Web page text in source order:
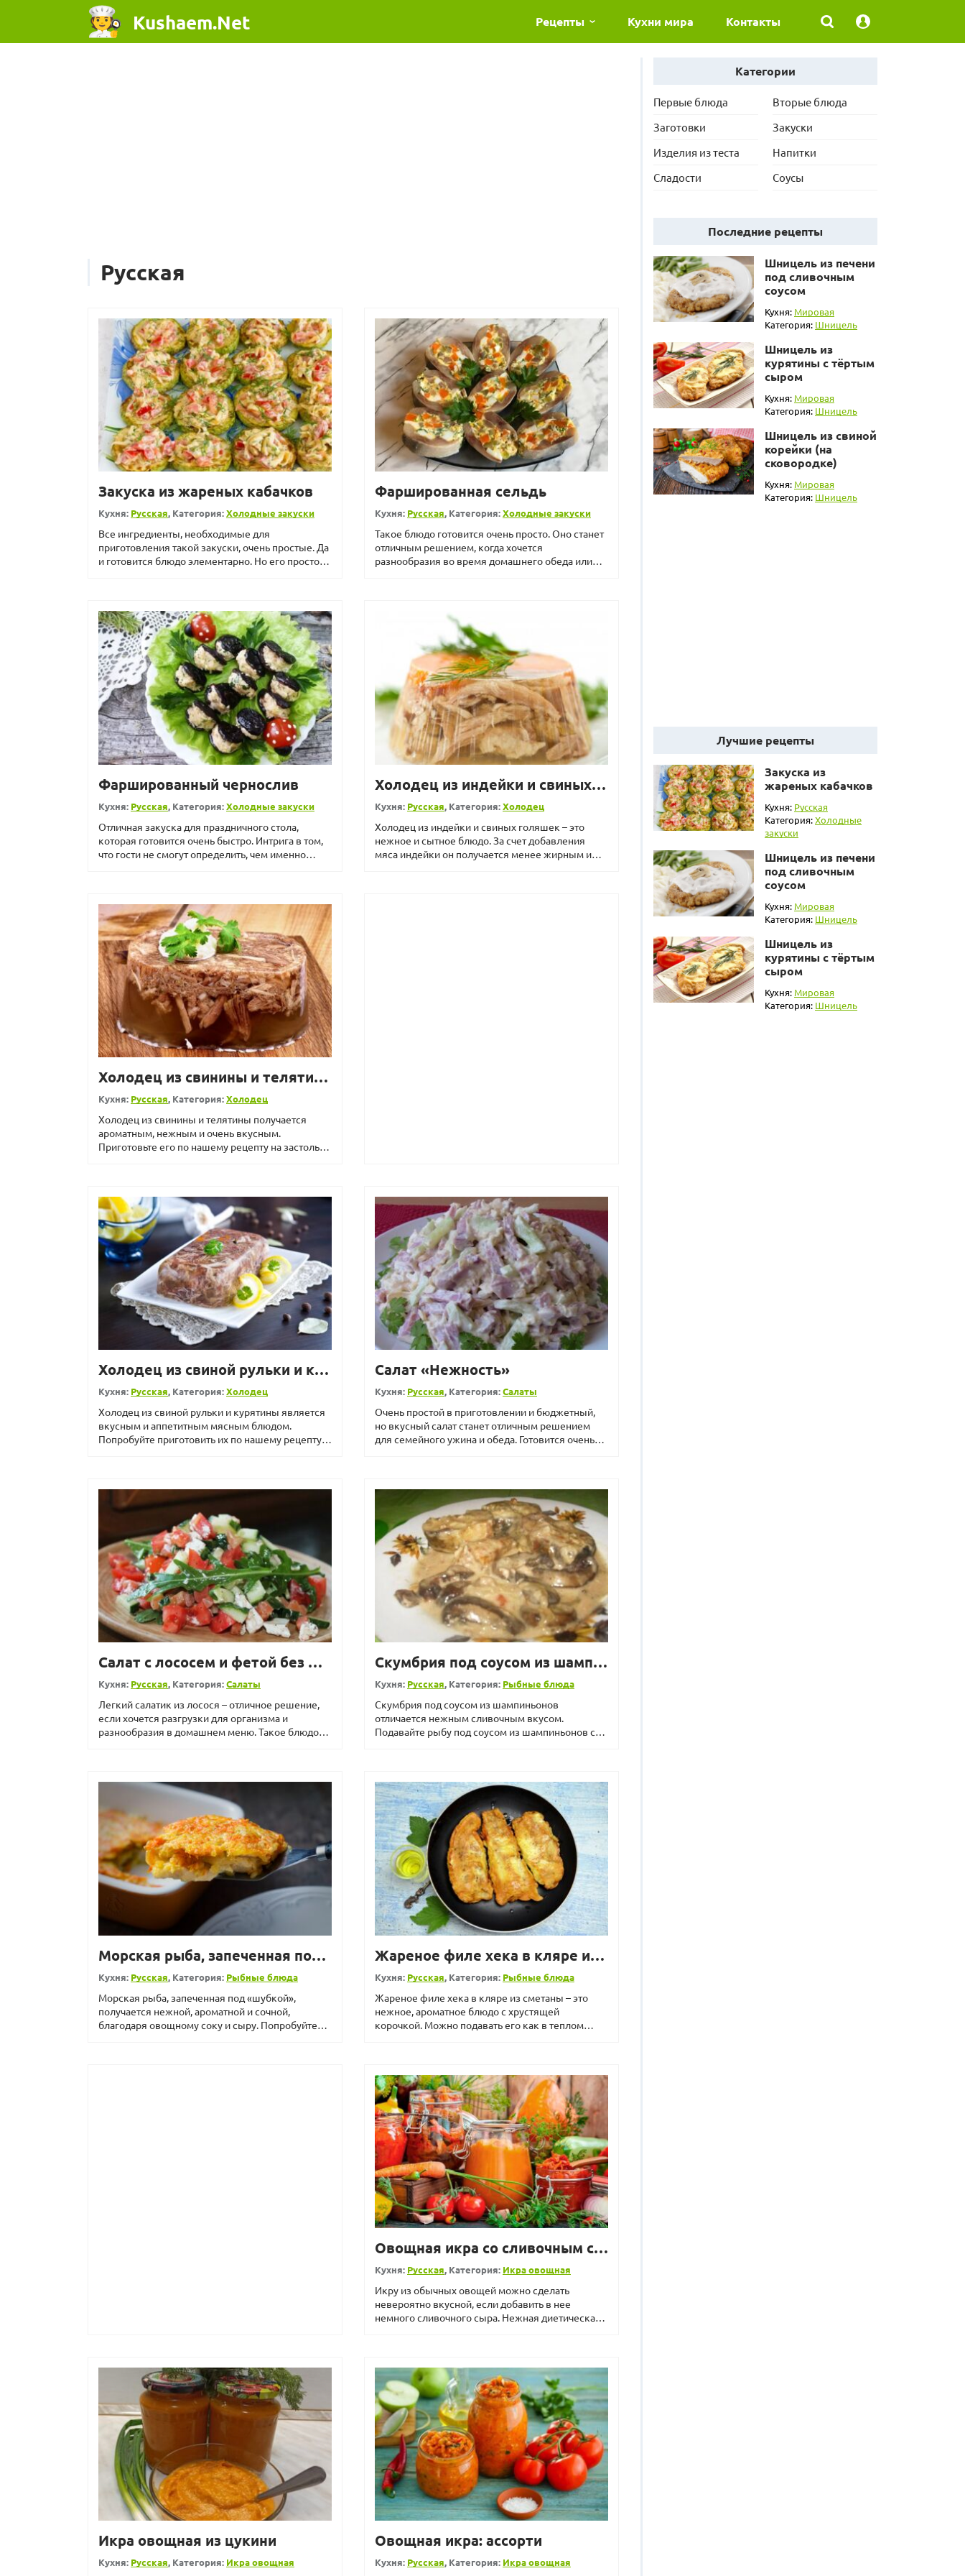
Kushaem.Net Рецепты Кухни мира Контакты
Русская
Закуска из жареных кабачков
Кухня: Русская, Категория:Холодные закуски
Все ингредиенты, необходимые для
приготовления такой закуски, очень простые. Да
и готовится блюдо элементарно. Но его простота
Фаршированная сельдь
Кухня: Русская, Категория:Холодные закуски
Такое блюдо готовится очень просто. Оно станет
отличным решением, когда хочется
разнообразия во время домашнего обеда или
Фаршированный чернослив
Кухня: Русская, Категория:Холодные закуски
Отличная закуска для праздничного стола,
которая готовится очень быстро. Интрига в том,
что гости не смогут определить, чем именно
Холодец из индейки и свиных голяшек
Кухня: Русская, Категория:Холодец
Холодец из индейки и свиных голяшек – это
нежное и сытное блюдо. За счет добавления
мяса индейки он получается менее жирным и
Холодец из свинины и телятины
Кухня: Русская, Категория:Холодец
Холодец из свинины и телятины получается
ароматным, нежным и очень вкусным.
Приготовьте его по нашему рецепту на застолье,
Холодец из свиной рульки и курятины
Кухня: Русская, Категория:Холодец
Холодец из свиной рульки и курятины является
вкусным и аппетитным мясным блюдом.
Попробуйте приготовить их по нашему рецепту!
Салат «Нежность»
Кухня: Русская, Категория:Салаты
Очень простой в приготовлении и бюджетный,
но вкусный салат станет отличным решением
для семейного ужина и обеда. Готовится очень
Салат с лососем и фетой без майонеза
Кухня: Русская, Категория:Салаты
Легкий салатик из лосося – отличное решение,
если хочется разгрузки для организма и
разнообразия в домашнем меню. Такое блюдо
Скумбрия под соусом из шампиньонов
Кухня: Русская, Категория: Рыбные блюда
Скумбрия под соусом из шампиньонов
отличается нежным сливочным вкусом.
Подавайте рыбу под соусом из шампиньонов с
Морская рыба, запеченная под «шубкой»
Кухня: Русская, Категория: Рыбные блюда
Морская рыба, запеченная под «шубкой»,
получается нежной, ароматной и сочной,
благодаря овощному соку и сыру. Попробуйте
Жареное филе хека в кляре из сметаны
Кухня: Русская, Категория: Рыбные блюда
Жареное филе хека в кляре из сметаны – это
нежное, ароматное блюдо с хрустящей
корочкой. Можно подавать его как в теплом
Овощная икра со сливочным сыром
Кухня: Русская, Категория: Икра овощная
Икру из обычных овощей можно сделать
невероятно вкусной, если добавить в нее
немного сливочного сыра. Нежная диетическая
Икра овощная из цукини
Кухня: Русская, Категория: Икра овощная
Овощная икра: ассорти
Кухня: Русская, Категория: Икра овощная
Категории
Первые блюда
Вторые блюда
Заготовки
Закуски
Изделия из теста
Напитки
Сладости
Соусы
Последние рецепты
Шницель из печени
под сливочным
соусом
Кухня: Мировая
Категория: Шницель
Шницель из
курятины с тёртым
сыром
Кухня: Мировая
Категория: Шницель
Шницель из свиной
корейки (на
сковородке)
Кухня: Мировая
Категория: Шницель
Лучшие рецепты
Закуска из
жареных кабачков
Кухня: Русская
Категория:Холодные
закуски
Шницель из печени
под сливочным
соусом
Кухня: Мировая
Категория: Шницель
Шницель из
курятины с тёртым
сыром
Кухня: Мировая
Категория: Шницель